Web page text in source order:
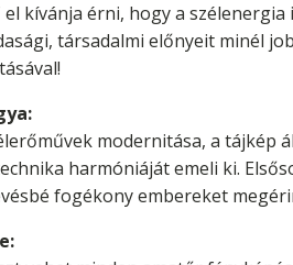
el kívánja érni, hogy a
társadalmi előnyeit minél
modernitása, a tájkép
harmóniáját emeli ki.
fogékony embereket